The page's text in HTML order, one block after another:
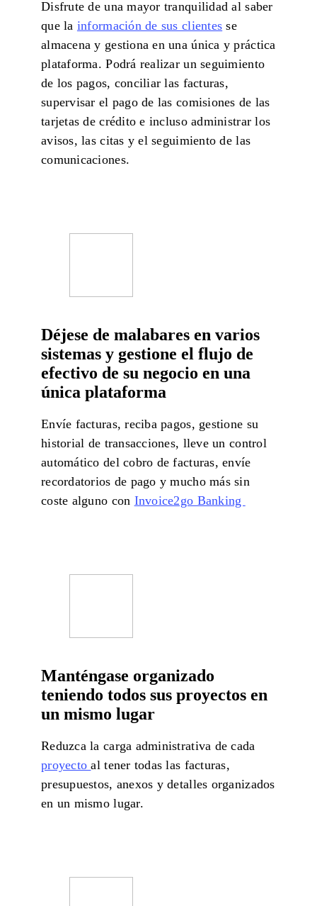
Disfrute de una mayor tranquilidad al saber
que la información de sus clientes se
almacena y gestiona en una única y práctica
plataforma. Podrá realizar un seguimiento
de los pagos, conciliar las facturas,
supervisar el pago de las comisiones de las
tarjetas de crédito e incluso administrar los
avisos, las citas y el seguimiento de las
comunicaciones.
Déjese de malabares en varios
sistemas y gestione el flujo de
efectivo de su negocio en una
única plataforma
Envíe facturas, reciba pagos, gestione su
historial de transacciones, lleve un control
automático del cobro de facturas, envíe
recordatorios de pago y mucho más sin
coste alguno con Invoice2go Banking
Manténgase organizado
teniendo todos sus proyectos en
un mismo lugar
Reduzca la carga administrativa de cada
proyectoal tener todas las facturas,
presupuestos, anexos y detalles organizados
en un mismo lugar.